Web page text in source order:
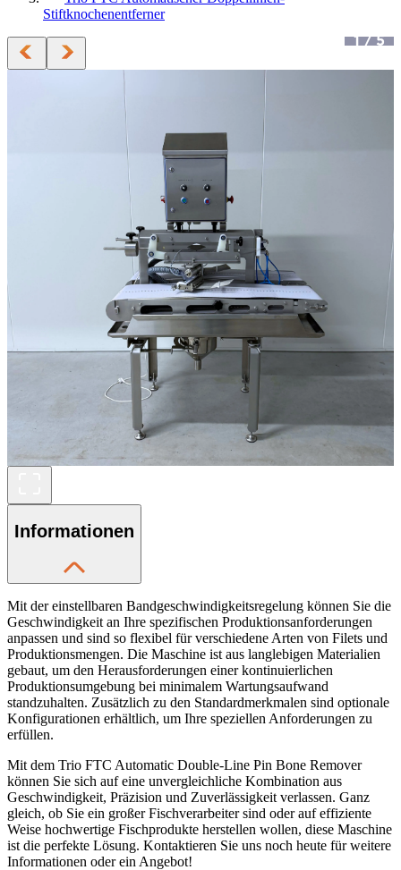
Stiftknochenentferner
1/5
Informationen
Mit der einstellbaren Bandgeschwindigkeitsregelung können Sie die
Geschwindigkeit an Ihre spezifischen Produktionsanforderungen
anpassen und sind so flexibel für verschiedene Arten von Filets und
Produktionsmengen. Die Maschine ist aus langlebigen Materialien
gebaut, um den Herausforderungen einer kontinuierlichen
Produktionsumgebung bei minimalem Wartungsaufwand
standzuhalten. Zusätzlich zu den Standardmerkmalen sind optionale
Konfigurationen erhältlich, um Ihre speziellen Anforderungen zu
erfüllen.
Mit dem Trio FTC Automatic Double-Line Pin Bone Remover
können Sie sich auf eine unvergleichliche Kombination aus
Geschwindigkeit, Präzision und Zuverlässigkeit verlassen. Ganz
gleich, ob Sie ein großer Fischverarbeiter sind oder auf effiziente
Weise hochwertige Fischprodukte herstellen wollen, diese Maschine
ist die perfekte Lösung. Kontaktieren Sie uns noch heute für weitere
Informationen oder ein Angebot!